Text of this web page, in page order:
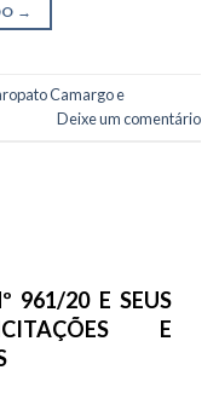
→
Camargo e
Deixe um comentário
961/20 E SEUS
E